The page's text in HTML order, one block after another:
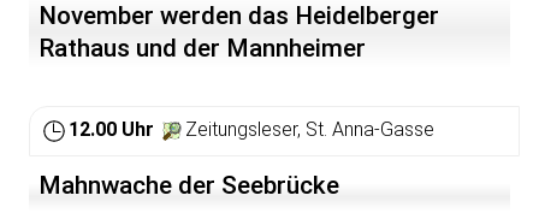
November werden das Heidelberger
Rathaus und der Mannheimer
#TurnTheWorldBlue: Farbe bekennen für Kinderrechte
Am 20. November werden das Heidelberger Rathaus
und der Mannheimer Wasserturm blau beleuchtet
12.00 Uhr Zeitungsleser, St. Anna-Gasse
Mahnwache der Seebrücke